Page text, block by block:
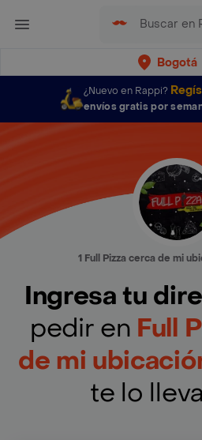
Bogotá
¿Nuevo en Rappi?
envíos gratis por
1 Full Pizza cerca de mi
Ingresa tu
pedir en Full
de mi
te lo